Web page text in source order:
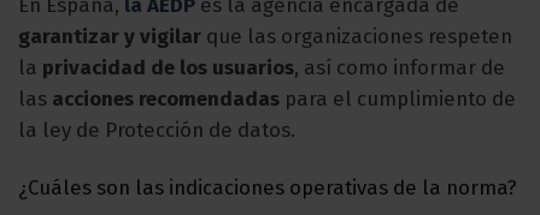
garantizar y vigilar que las organizaciones respeten
la privacidad de los usuarios, así como informar de
las acciones recomendadas para el cumplimiento de
la ley de Protección de datos.
¿Cuáles son las indicaciones operativas de la norma?